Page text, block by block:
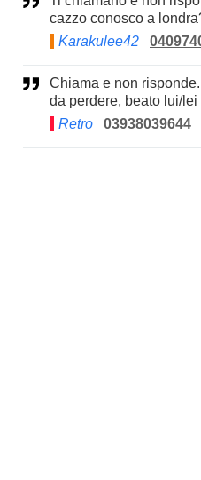
cazzo conosco a
Karakulee42
Chiama e non risponde.... ha tempo
da perdere, beato lui/lei
Retro
03938039644